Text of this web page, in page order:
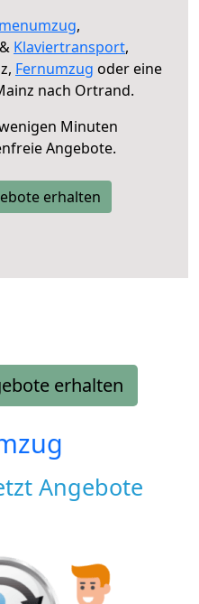
,
Klaviertransport,
Fernumzug oder eine
nach Ortrand.
Minuten
Angebote.
erhalten
erhalten
Angebote